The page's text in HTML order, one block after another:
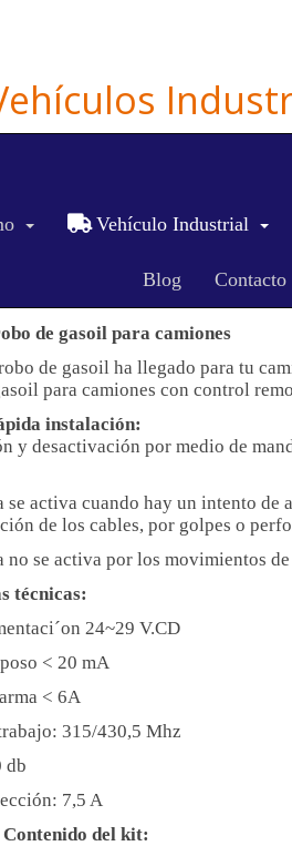
Vehículo Industrial
Blog Contacto
de gasoil para camiones
de gasoil ha llegado para tu
para camiones con control
instalación:
y desactivación por medio de
se activa cuando hay un intento de
de los cables, por golpes o
no se activa por los movimientos
técnicas:
24~29 V.CD
< 20 mA
< 6A
315/430,5 Mhz
db
7,5 A
del kit: